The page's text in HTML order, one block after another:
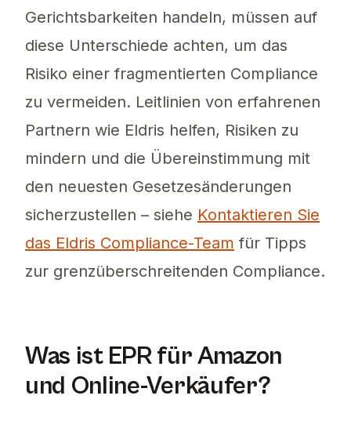
Gerichtsbarkeiten handeln, müssen auf
diese Unterschiede achten, um das
Risiko einer fragmentierten Compliance
zu vermeiden. Leitlinien von erfahrenen
Partnern wie Eldris helfen, Risiken zu
mindern und die Übereinstimmung mit
den neuesten Gesetzesänderungen
sicherzustellen – siehe Kontaktieren Sie
das Eldris Compliance-Team für Tipps
zur grenzüberschreitenden Compliance.
Was ist EPR für Amazon
und Online-Verkäufer?